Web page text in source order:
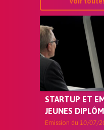
STARTUP ET
JEUNES
Emission du 10/07/